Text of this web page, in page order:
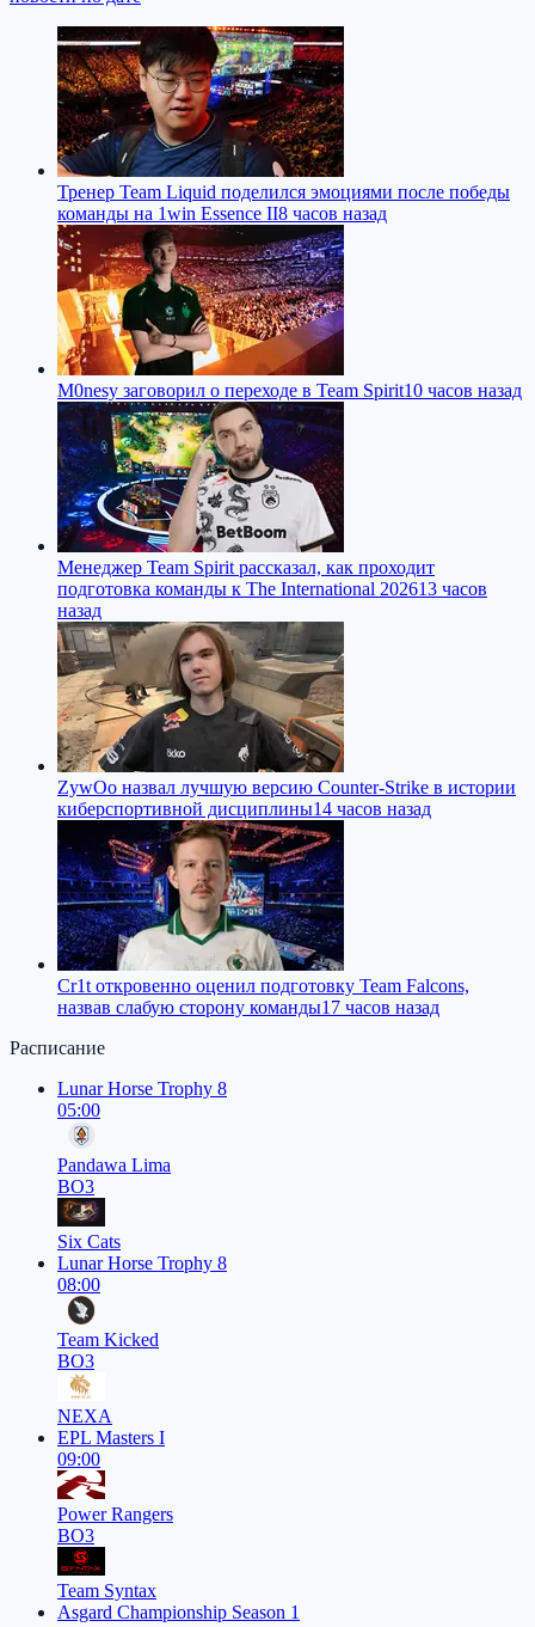
Тренер Team Liquid поделился эмоциями после победы
команды на 1win Essence II8 часов назад
M0nesy заговорил о переходе в Team Spirit10 часов назад
Менеджер Team Spirit рассказал, как проходит
подготовка команды к The International 202613 часов
назад
ZywOo назвал лучшую версию Counter-Strike в истории
киберспортивной дисциплины14 часов назад
Cr1t откровенно оценил подготовку Team Falcons,
назвав слабую сторону команды17 часов назад
Расписание
Lunar Horse Trophy 8
05:00
Pandawa Lima
BO3
Six Cats
Lunar Horse Trophy 8
08:00
Team Kicked
BO3
NEXA
EPL Masters I
09:00
Power Rangers
BO3
Team Syntax
Asgard Championship Season 1